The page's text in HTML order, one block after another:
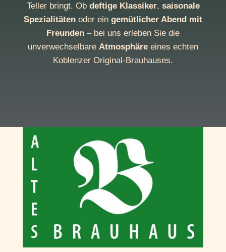
Teller bringt. Ob deftige Klassiker, saisonale
Spezialitäten oder ein gemütlicher Abend mit
Freunden – bei uns erleben Sie die
unverwechselbare Atmosphäre eines echten
Koblenzer Original-Brauhauses.